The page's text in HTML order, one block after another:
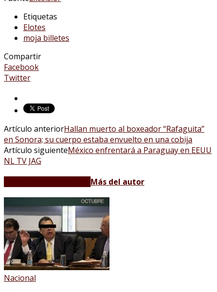
Etiquetas
Elotes
moja billetes
Compartir
Facebook
Twitter
Artículo anteriorHallan muerto al boxeador “Rafaguita”
en Sonora; su cuerpo estaba envuelto en una cobija
Artículo siguienteMéxico enfrentará a Paraguay en EEUU
NL TV JAG
Más del autor
Nacional